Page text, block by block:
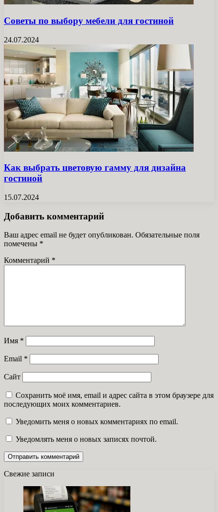
Советы по выбору мебели для гостиной
24.07.2024
Как выбрать цветовую гамму для дизайна
гостиной
15.07.2024
Добавить комментарий
Ваш адрес email не будет опубликован. Обязательные поля
помечены *
Комментарий *
Имя *
Email *
Сайт
Сохранить моё имя, email и адрес сайта в этом браузере для
последующих моих комментариев.
Уведомить меня о новых комментариях по email.
Уведомлять меня о новых записях почтой.
Свежие записи